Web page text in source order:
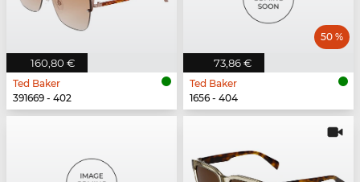
160,80 €
Ted Baker
391669 - 402
73,86 €
50 %
Ted Baker
1656 - 404